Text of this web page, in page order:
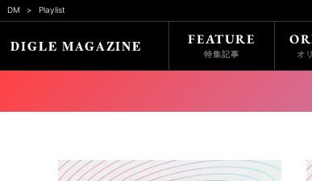
DM Playlist
FEATURE
特集記事 オ